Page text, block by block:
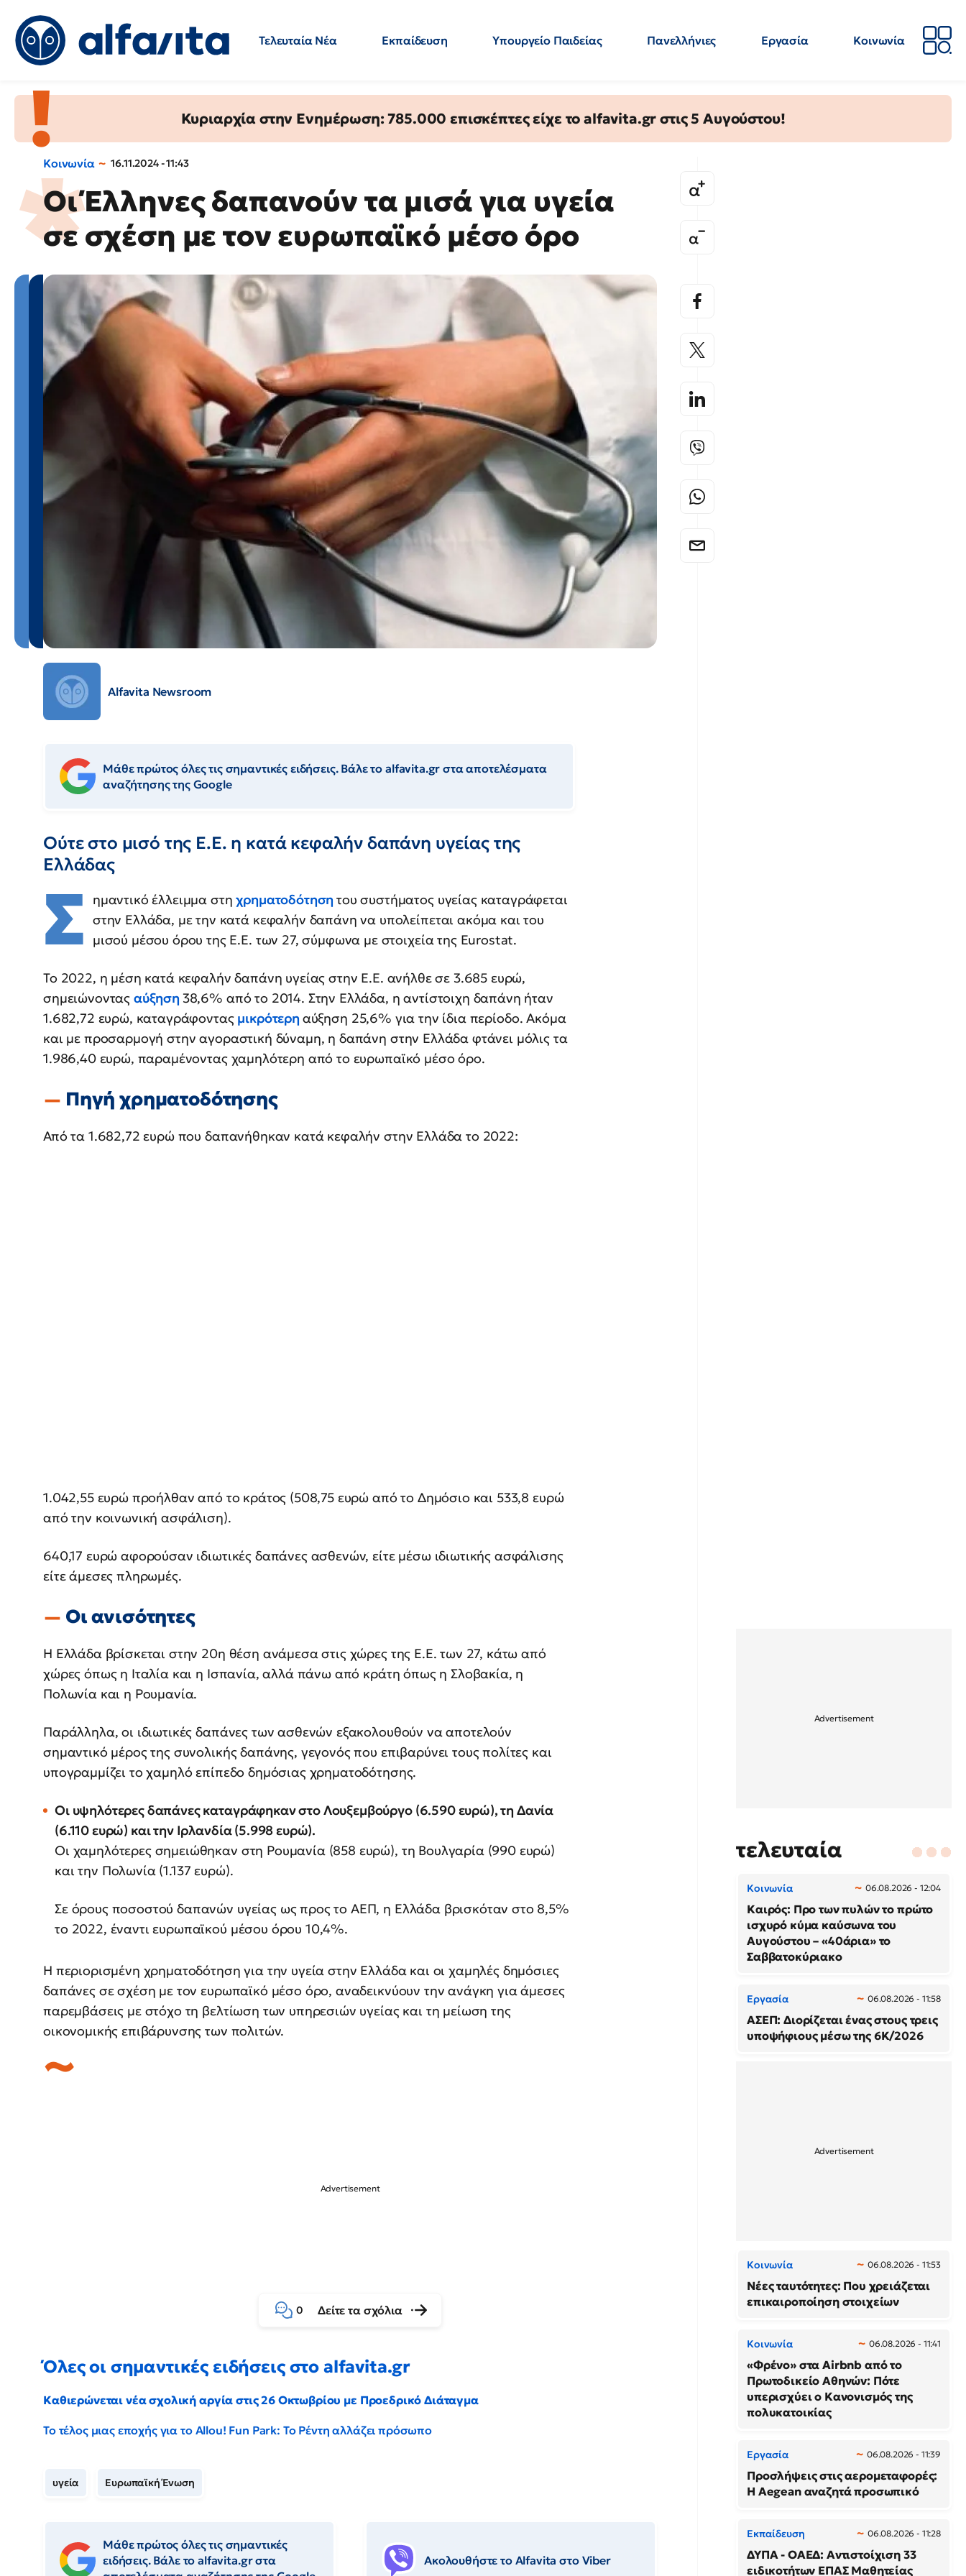
Τελευταία Νέα Εκπαίδευση Υπουργείο Παιδείας Πανελλήνιες Εργασία
Κοινωνία
Κυριαρχία στην Ενημέρωση: 785.000 επισκέπτες είχε το alfavita.gr στις 5 Αυγούστου!
Κοινωνία 16.11.2024 - 11:43
Οι Έλληνες δαπανούν τα μισά για υγεία
σε σχέση με τον ευρωπαϊκό μέσο όρο
Alfavita Newsroom
Μάθε πρώτος όλες τις σημαντικές ειδήσεις. Βάλε το alfavita.gr στα αποτελέσματα
αναζήτησης της Google
Ούτε στο μισό της Ε.Ε. η κατά κεφαλήν δαπάνη υγείας της
Ελλάδας
Σ ημαντικό έλλειμμα στηχρηματοδότησητου συστήματος υγείας καταγράφεται
στην Ελλάδα, με την κατά κεφαλήν δαπάνη να υπολείπεται ακόμα και του
μισού μέσου όρου της Ε.Ε. των 27, σύμφωνα με στοιχεία της Eurostat.
Το 2022, η μέση κατά κεφαλήν δαπάνη υγείας στην Ε.Ε. ανήλθε σε 3.685 ευρώ,
σημειώνοντας αύξηση 38,6% από το 2014. Στην Ελλάδα, η αντίστοιχη δαπάνη ήταν
1.682,72 ευρώ, καταγράφοντας μικρότερη αύξηση 25,6% για την ίδια περίοδο. Ακόμα
και με προσαρμογή στην αγοραστική δύναμη, η δαπάνη στην Ελλάδα φτάνει μόλις τα
1.986,40 ευρώ, παραμένοντας χαμηλότερη από το ευρωπαϊκό μέσο όρο.
Πηγή χρηματοδότησης
Από τα 1.682,72 ευρώ που δαπανήθηκαν κατά κεφαλήν στην Ελλάδα το 2022:
1.042,55 ευρώ προήλθαν από το κράτος (508,75 ευρώ από το Δημόσιο και 533,8 ευρώ
από την κοινωνική ασφάλιση).
640,17 ευρώ αφορούσαν ιδιωτικές δαπάνες ασθενών, είτε μέσω ιδιωτικής ασφάλισης
είτε άμεσες πληρωμές.
Οι ανισότητες
Η Ελλάδα βρίσκεται στην 20η θέση ανάμεσα στις χώρες της Ε.Ε. των 27, κάτω από
χώρες όπως η Ιταλία και η Ισπανία, αλλά πάνω από κράτη όπως η Σλοβακία, η
Πολωνία και η Ρουμανία.
Παράλληλα, οι ιδιωτικές δαπάνες των ασθενών εξακολουθούν να αποτελούν
σημαντικό μέρος της συνολικής δαπάνης, γεγονός που επιβαρύνει τους πολίτες και
υπογραμμίζει το χαμηλό επίπεδο δημόσιας χρηματοδότησης.
Οι υψηλότερες δαπάνες καταγράφηκαν στο Λουξεμβούργο (6.590 ευρώ), τη Δανία
(6.110 ευρώ) και την Ιρλανδία (5.998 ευρώ).
Οι χαμηλότερες σημειώθηκαν στη Ρουμανία (858 ευρώ), τη Βουλγαρία (990 ευρώ)
και την Πολωνία (1.137 ευρώ).
Σε όρους ποσοστού δαπανών υγείας ως προς το ΑΕΠ, η Ελλάδα βρισκόταν στο 8,5%
το 2022, έναντι ευρωπαϊκού μέσου όρου 10,4%.
Η περιορισμένη χρηματοδότηση για την υγεία στην Ελλάδα και οι χαμηλές δημόσιες
δαπάνες σε σχέση με τον ευρωπαϊκό μέσο όρο, αναδεικνύουν την ανάγκη για άμεσες
παρεμβάσεις με στόχο τη βελτίωση των υπηρεσιών υγείας και τη μείωση της
οικονομικής επιβάρυνσης των πολιτών.
0 Δείτε τα σχόλια
Όλες οι σημαντικές ειδήσεις στο alfavita.gr
Καθιερώνεται νέα σχολική αργία στις 26 Οκτωβρίου με Προεδρικό Διάταγμα
Το τέλος μιας εποχής για το Allou! Fun Park: Το Ρέντη αλλάζει πρόσωπο
υγεία Ευρωπαϊκή Ένωση
Μάθε πρώτος όλες τις σημαντικές
ειδήσεις. Βάλε το alfavita.gr στα
Ακολουθήστε το Αlfavita στο Viber
τελευταία
Κοινωνία 06.08.2026 - 12:04
Καιρός: Προ των πυλών το πρώτο
ισχυρό κύμα καύσωνα του
Αυγούστου – «40άρια» το
Σαββατοκύριακο
Εργασία 06.08.2026 - 11:58
ΑΣΕΠ: Διορίζεται ένας στους τρεις
υποψήφιους μέσω της 6Κ/2026
Κοινωνία 06.08.2026 - 11:53
Νέες ταυτότητες: Που χρειάζεται
επικαιροποίηση στοιχείων
Κοινωνία 06.08.2026 - 11:41
«Φρένο» στα Airbnb από το
Πρωτοδικείο Αθηνών: Πότε
υπερισχύει ο Κανονισμός της
πολυκατοικίας
Εργασία 06.08.2026 - 11:39
Προσλήψεις στις αερομεταφορές:
Η Aegean αναζητά προσωπικό
Εκπαίδευση 06.08.2026 - 11:28
ΔΥΠΑ - ΟΑΕΔ: Αντιστοίχιση 33
ειδικοτήτων ΕΠΑΣ Μαθητείας